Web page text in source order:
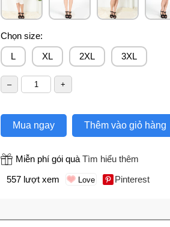
Chọn size:
L
XL 2XL 3XL
Mua ngay Thêm vào giỏ hàng
Miễn phí gói quàTìm hiểu thêm
557 lượt xem
Pinterest